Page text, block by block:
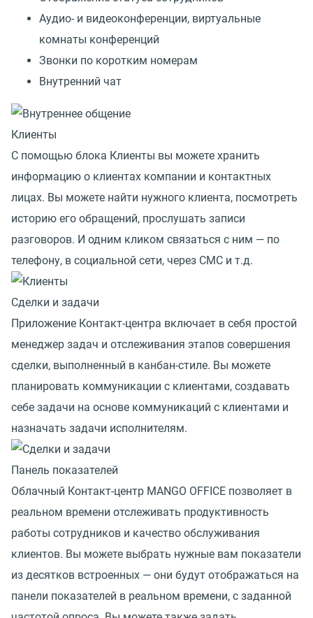
Аудио- и видеоконференции, виртуальные
комнаты конференций
Звонки по коротким номерам
Внутренний чат
Клиенты
С помощью блока Клиенты вы можете хранить
информацию о клиентах компании и контактных
лицах. Вы можете найти нужного клиента, посмотреть
историю его обращений, прослушать записи
разговоров. И одним кликом связаться с ним — по
телефону, в социальной сети, через СМС и т.д.
Сделки и задачи
Приложение Контакт-центра включает в себя простой
менеджер задач и отслеживания этапов совершения
сделки, выполненный в канбан-стиле. Вы можете
планировать коммуникации с клиентами, создавать
себе задачи на основе коммуникаций с клиентами и
назначать задачи исполнителям.
Панель показателей
Облачный Контакт-центр MANGO OFFICE позволяет в
реальном времени отслеживать продуктивность
работы сотрудников и качество обслуживания
клиентов. Вы можете выбрать нужные вам показатели
из десятков встроенных — они будут отображаться на
панели показателей в реальном времени, с заданной